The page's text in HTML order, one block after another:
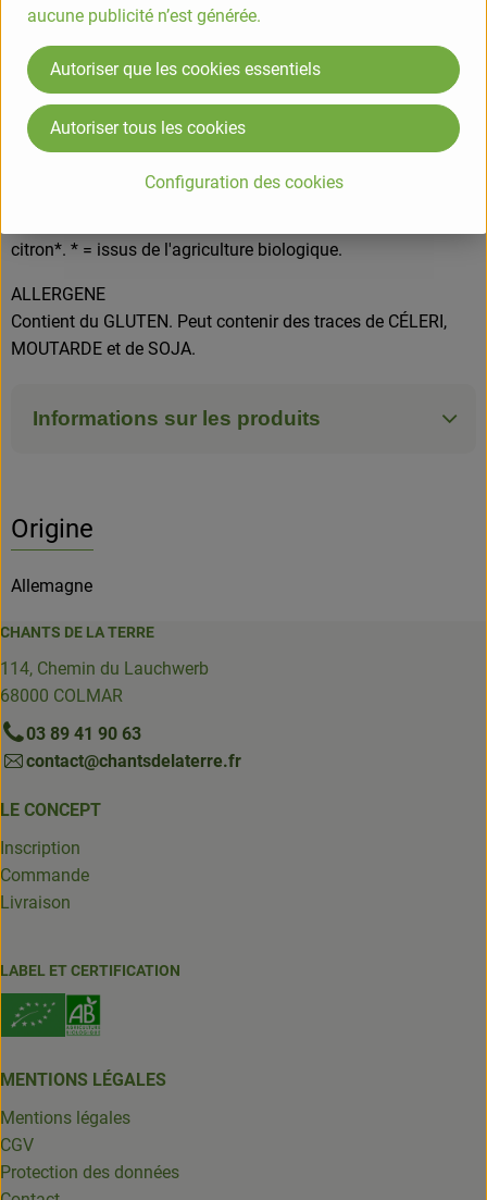
idéalement légèrement huilée à la poêle ou sur la grille du
barbecue. Une recette à base de seitan et sans extrait de
levure pour un Planetscore AAAA.
COMPOSITION
fibre de pomme de terre*, sel, oignons*, épices*, amidon de
citron*. * = issus de l'agriculture biologique.
ALLERGENE
Contient du GLUTEN. Peut contenir des traces de CÉLERI,
MOUTARDE et de SOJA.
Informations sur les produits
Origine
Allemagne
CHANTS DE LA TERRE
114, Chemin du Lauchwerb
68000 COLMAR
03 89 41 90 63
contact@chantsdelaterre.fr
LE CONCEPT
Inscription
Commande
Livraison
LABEL ET CERTIFICATION
MENTIONS LÉGALES
Mentions légales
CGV
Protection des données
aucune publicité n’est générée.
Configuration des cookies
Autoriser que les cookies essentiels
Autoriser tous les cookies